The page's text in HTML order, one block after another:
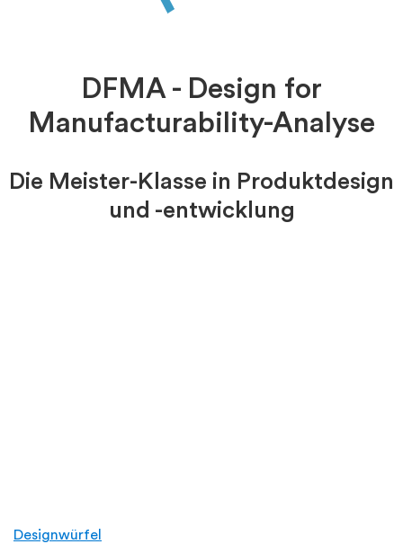
DFMA - Design for
Manufacturability-Analyse
Die Meister-Klasse in Produktdesign
und -entwicklung
Designwürfel